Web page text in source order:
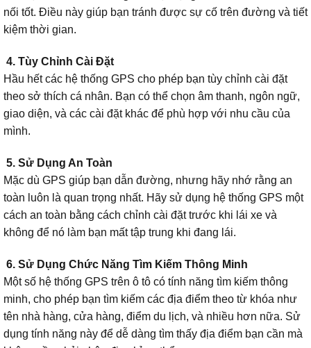
nối tốt. Điều này giúp bạn tránh được sự cố trên đường và tiết
kiệm thời gian.
4. Tùy Chỉnh Cài Đặt
Hầu hết các hệ thống GPS cho phép bạn tùy chỉnh cài đặt
theo sở thích cá nhân. Bạn có thể chọn âm thanh, ngôn ngữ,
giao diện, và các cài đặt khác để phù hợp với nhu cầu của
mình.
5. Sử Dụng An Toàn
Mặc dù GPS giúp bạn dẫn đường, nhưng hãy nhớ rằng an
toàn luôn là quan trọng nhất. Hãy sử dụng hệ thống GPS một
cách an toàn bằng cách chỉnh cài đặt trước khi lái xe và
không để nó làm bạn mất tập trung khi đang lái.
6. Sử Dụng Chức Năng Tìm Kiếm Thông Minh
Một số hệ thống GPS trên ô tô có tính năng tìm kiếm thông
minh, cho phép bạn tìm kiếm các địa điểm theo từ khóa như
tên nhà hàng, cửa hàng, điểm du lịch, và nhiều hơn nữa. Sử
dụng tính năng này để dễ dàng tìm thấy địa điểm bạn cần mà